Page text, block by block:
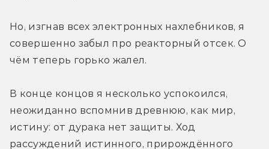
Но, изгнав всех электронных нахлебников, я
совершенно забыл про реакторный отсек. О
чём теперь горько жалел.
В конце концов я несколько успокоился,
неожиданно вспомнив древнюю, как мир,
истину: от дурака нет защиты. Ход
рассуждений истинного, прирождённого